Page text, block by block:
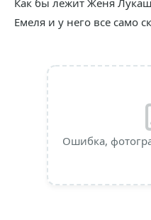
Как бы лежит Женя
Емеля и у него все само
Ошибка,